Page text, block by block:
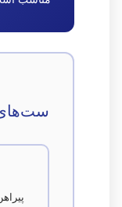
ست‌های